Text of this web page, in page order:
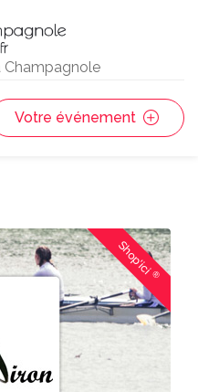
Champagnole
Votre événement
Shop'ici®